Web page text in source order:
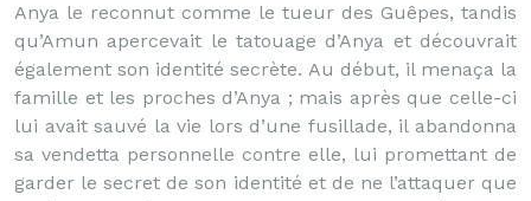
Anya le reconnut comme le tueur des Guêpes, tandis
qu’Amun apercevait le tatouage d’Anya et découvrait
également son identité secrète. Au début, il menaça la
famille et les proches d’Anya ; mais après que celle-ci
lui avait sauvé la vie lors d’une fusillade, il abandonna
sa vendetta personnelle contre elle, lui promettant de
garder le secret de son identité et de ne l’attaquer que